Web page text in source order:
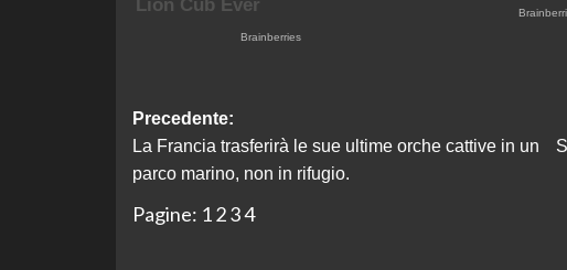
Navigazione
articolo
Precedente:
La Francia trasferirà le sue ultime orche cattive in un
parco marino, non in rifugio.
Pagine: 1 2 34